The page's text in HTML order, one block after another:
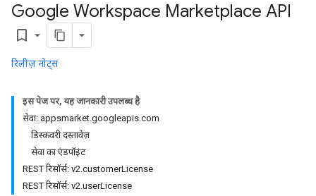
Google Workspace Marketplace API
bookmark_border
रिलीज़ नोट्स
इस पेज पर, यह जानकारी उपलब्ध है
सेवा: appsmarket.googleapis.com
डिस्कवरी दस्तावेज़
सेवा का एंडपॉइंट
REST रिसॉर्स: v2.customerLicense
REST रिसॉर्स: v2.userLicense